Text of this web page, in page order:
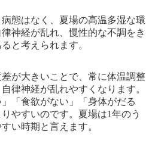
態はなく、夏場の高温多湿な環
神経が乱れ、慢性的な不調をき
と考えられます。
が大きいことで、常に体温調整
律神経が乱れやすくなります。
」「食欲がない」「身体がだる
やすいのです。夏場は1年のう
い時期と言えます。